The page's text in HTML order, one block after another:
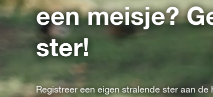
een meisje?
ster!
Registreer een eigen stralende ster aan de